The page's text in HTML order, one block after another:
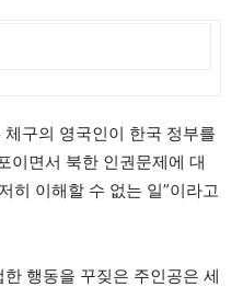
구의 영국인이 한국 정부를
이면서 북한 인권문제에 대
히 이해할 수 없는 일”이라고
행동을 꾸짖은 주인공은 세